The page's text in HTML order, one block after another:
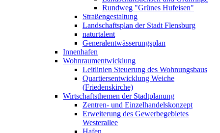
Rundweg "Grünes Hufeisen"
Straßengestaltung
Landschaftsplan der Stadt Flensburg
naturtalent
Generalentwässerungsplan
Innenhafen
Wohnraumentwicklung
Leitlinien Steuerung des Wohnungsbaus
Quartiersentwicklung Weiche
(Friedenskirche)
Wirtschaftsthemen der Stadtplanung
Zentren- und Einzelhandelskonzept
Erweiterung des Gewerbegebietes
Westerallee
Hafen